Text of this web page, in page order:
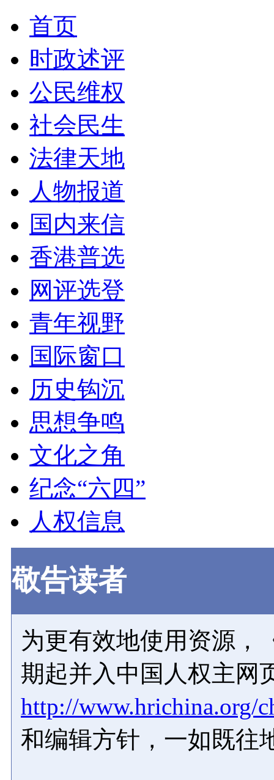
首页
时政述评
公民维权
社会民生
法律天地
人物报道
国内来信
香港普选
网评选登
青年视野
国际窗口
历史钩沉
思想争鸣
文化之角
纪念“六四”
人权信息
敬告读者
为更有效地使用资源，
期起并入中国人权主网
http://www.hrichina.org/
和编辑方针，一如既往